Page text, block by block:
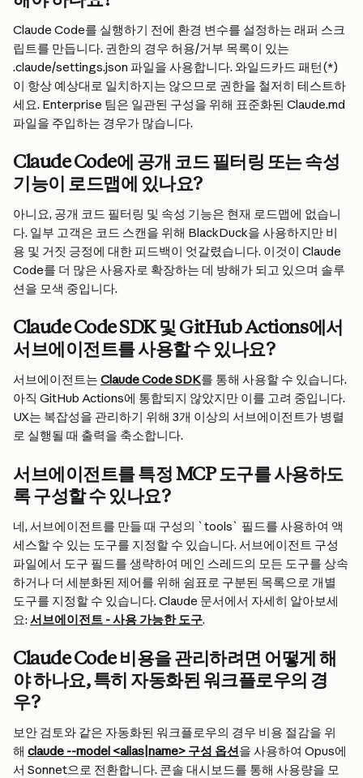
Claude Code를 실행하기 전에 환경 변수를 설정하는 래퍼 스크
립트를 만듭니다. 권한의 경우 허용/거부 목록이 있는
.claude/settings.json 파일을 사용합니다. 와일드카드 패턴(*)
이 항상 예상대로 일치하지는 않으므로 권한을 철저히 테스트하
세요. Enterprise 팀은 일관된 구성을 위해 표준화된 Claude.md
파일을 주입하는 경우가 많습니다.
Claude Code에 공개 코드 필터링 또는 속성
기능이 로드맵에 있나요?
아니요, 공개 코드 필터링 및 속성 기능은 현재 로드맵에 없습니
다. 일부 고객은 코드 스캔을 위해 BlackDuck을 사용하지만 비
용 및 거짓 긍정에 대한 피드백이 엇갈렸습니다. 이것이 Claude
Code를 더 많은 사용자로 확장하는 데 방해가 되고 있으며 솔루
션을 모색 중입니다.
Claude Code SDK 및 GitHub Actions에서
서브에이전트를 사용할 수 있나요?
서브에이전트는 Claude Code SDK를 통해 사용할 수 있습니다.
아직 GitHub Actions에 통합되지 않았지만 이를 고려 중입니다.
UX는 복잡성을 관리하기 위해 3개 이상의 서브에이전트가 병렬
로 실행될 때 출력을 축소합니다.
서브에이전트를 특정 MCP 도구를 사용하도
록 구성할 수 있나요?
네, 서브에이전트를 만들 때 구성의 `tools` 필드를 사용하여 액
세스할 수 있는 도구를 지정할 수 있습니다. 서브에이전트 구성
파일에서 도구 필드를 생략하여 메인 스레드의 모든 도구를 상속
하거나 더 세분화된 제어를 위해 쉼표로 구분된 목록으로 개별
도구를 지정할 수 있습니다. Claude 문서에서 자세히 알아보세
요: 서브에이전트 - 사용 가능한 도구.
Claude Code 비용을 관리하려면 어떻게 해
야 하나요, 특히 자동화된 워크플로우의 경
우?
보안 검토와 같은 자동화된 워크플로우의 경우 비용 절감을 위
해 claude --model <alias|name> 구성 옵션을 사용하여 Opus에
서 Sonnet으로 전환합니다. 콘솔 대시보드를 통해 사용량을 모